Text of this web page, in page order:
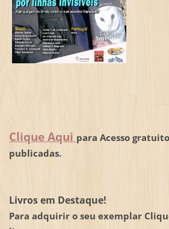
Clique Aqui para Acesso
publicadas.
Livros em Destaque!
Para adquirir o seu exemplar